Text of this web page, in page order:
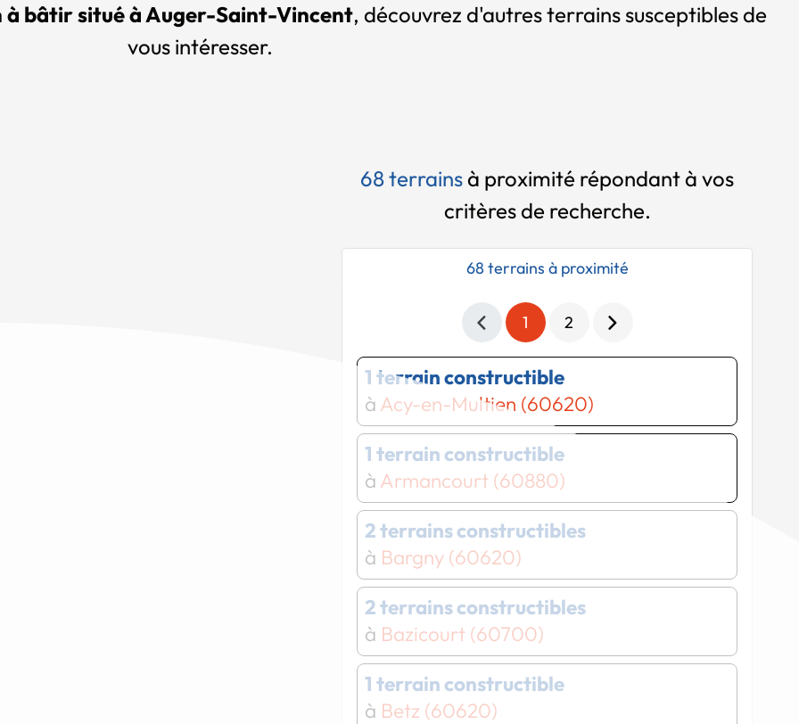
bâtir situé à Auger-Saint-Vincent, découvrez d'autres terrains susceptibles de
vous intéresser.
68 terrainsà proximité répondant à vos
critères de recherche.
68 terrains à proximité
1 2
1 terrain constructible
à Acy-en-Multien (60620)
1 terrain constructible
à Armancourt (60880)
2 terrains constructibles
à Bargny (60620)
2 terrains constructibles
à Bazicourt (60700)
1 terrain constructible
à Betz (60620)